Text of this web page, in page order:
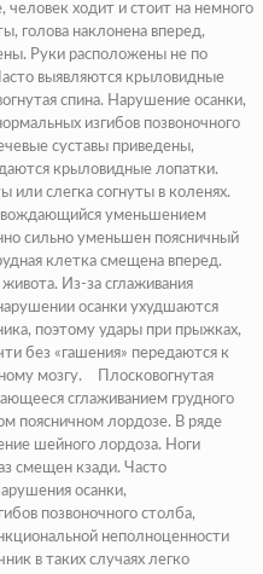
ходит и стоит на немного
голова наклонена вперед,
Руки расположены не по
выявляются крыловидные
спина. Нарушение осанки,
изгибов позвоночного
суставы приведены,
крыловидные лопатки.
или слегка согнуты в коленях.
уменьшением
сильно уменьшен поясничный
клетка смещена вперед.
Из-за сглаживания
осанки ухудшаются
поэтому удары при прыжках,
без «гашения» передаются к
мозгу.
Плосковогнутая
сглаживанием грудного
поясничном лордозе. В ряде
шейного лордоза. Ноги
смещен кзади. Часто
осанки,
позвоночного столба,
неполноценности
в таких случаях легко